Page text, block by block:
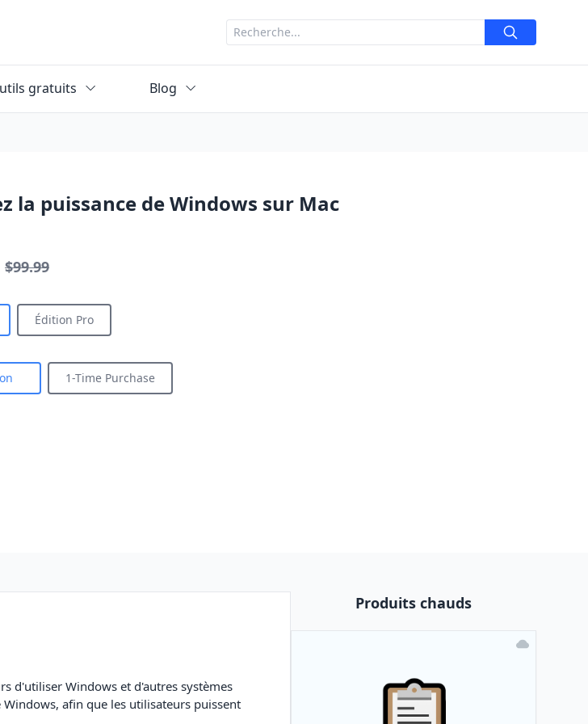
gratuits Blog
la puissance de Windows sur Mac
$99.99
Édition Pro
1-Time Purchase
d'utiliser Windows et d'autres systèmes
afin que les utilisateurs puissent
Produits chauds